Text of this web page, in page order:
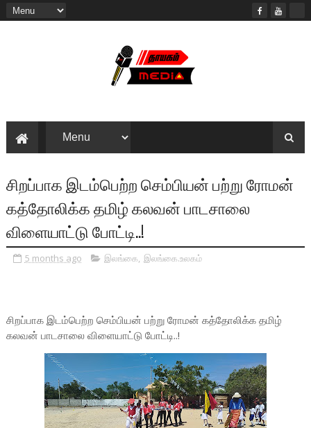
சிறப்பாக இடம்பெற்ற செம்பியன் பற்று ரோமன்
கத்தோலிக்க தமிழ் கலவன் பாடசாலை
விளையாட்டு போட்டி..!
5 months ago இலங்கை, இலங்கை.உலகம்
சிறப்பாக இடம்பெற்ற செம்பியன் பற்று ரோமன் கத்தோலிக்க தமிழ்
கலவன் பாடசாலை விளையாட்டு போட்டி..!